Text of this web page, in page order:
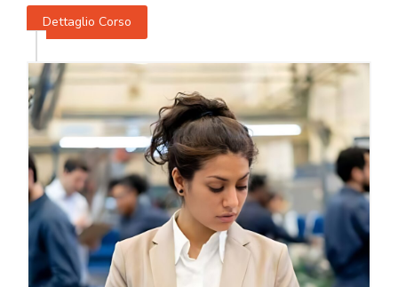
Dettaglio Corso